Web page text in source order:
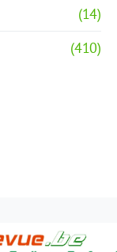
(14)
(410)